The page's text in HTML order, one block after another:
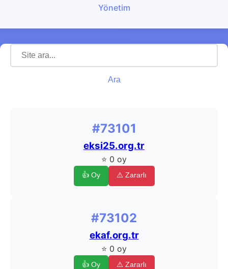
Yönetim
Ara
#73101
eksi25.org.tr
⭐ 0 oy
👍 Oy ⚠️ Zararlı
#73102
ekaf.org.tr
⭐ 0 oy
👍 Oy ⚠️ Zararlı